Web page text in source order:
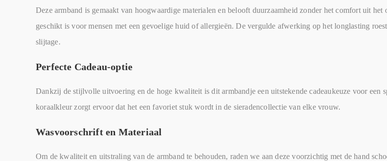
Deze armband is gemaakt van hoogwaardige materialen en belooft duurzaamheid zonder het comfort uit
geschikt is voor mensen met een gevoelige huid of allergieën. De vergulde afwerking op het longlasting
slijtage.
Perfecte Cadeau-optie
Dankzij de stijlvolle uitvoering en de hoge kwaliteit is dit armbandje een uitstekende cadeaukeuze voor een
koraalkleur zorgt ervoor dat het een favoriet stuk wordt in de sieradencollectie van elke vrouw.
Wasvoorschrift en Materiaal
Om de kwaliteit en uitstraling van de armband te behouden, raden we aan deze voorzichtig met de hand